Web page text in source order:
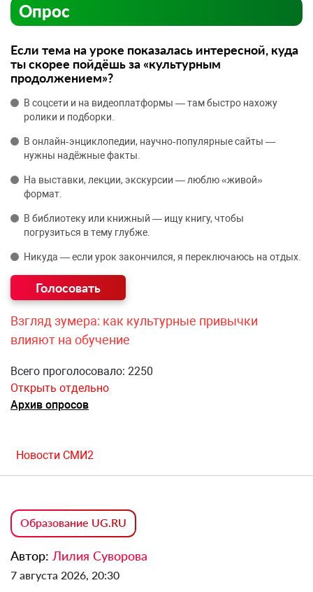
Опрос
Если тема на уроке показалась интересной, куда
ты скорее пойдёшь за «культурным
продолжением»?
В соцсети и на видеоплатформы — там быстро нахожу
ролики и подборки.
В онлайн‑энциклопедии, научно‑популярные сайты —
нужны надёжные факты.
На выставки, лекции, экскурсии — люблю «живой»
формат.
В библиотеку или книжный — ищу книгу, чтобы
погрузиться в тему глубже.
Никуда — если урок закончился, я переключаюсь на отдых.
Взгляд зумера: как культурные привычки
влияют на обучение
Всего проголосовало: 2250
Открыть отдельно
Архив опросов
Новости СМИ2
Образование UG.RU
Автор: Лилия Суворова
7 августа 2026, 20:30